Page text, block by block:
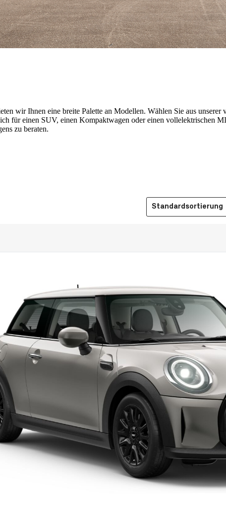
wir Ihnen eine breite Palette an Modellen. Wählen Sie aus
für einen SUV, einen Kompaktwagen oder einen vollelektrischen
zu beraten.
Sortierung auswählen